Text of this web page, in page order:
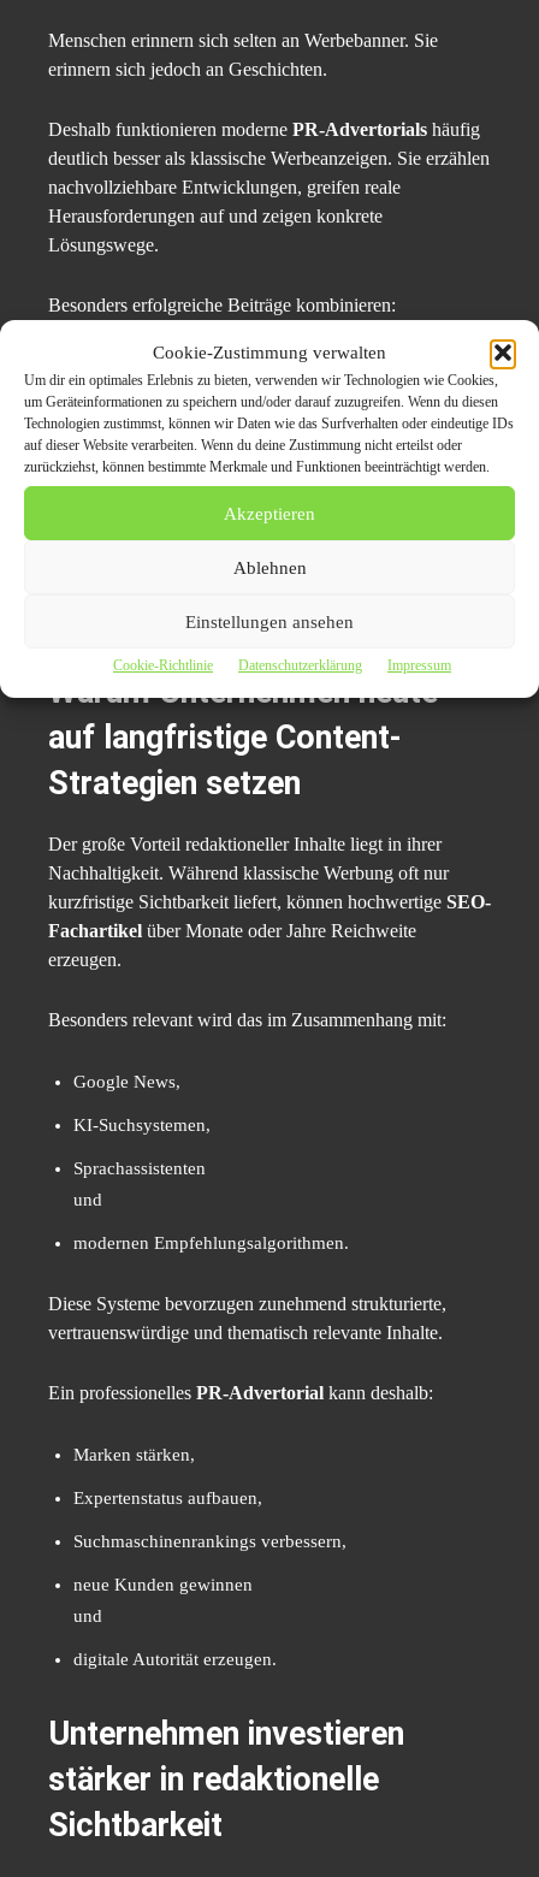
Cookie-Zustimmung verwalten
Um dir ein optimales Erlebnis zu bieten, verwenden wir Technologien wie Cookies,
um Geräteinformationen zu speichern und/oder darauf zuzugreifen. Wenn du diesen
Technologien zustimmst, können wir Daten wie das Surfverhalten oder eindeutige IDs
auf dieser Website verarbeiten. Wenn du deine Zustimmung nicht erteilst oder
zurückziehst, können bestimmte Merkmale und Funktionen beeinträchtigt werden.
Akzeptieren
Ablehnen
Einstellungen ansehen
Cookie-Richtlinie Datenschutzerklärung Impressum
Menschen erinnern sich selten an Werbebanner. Sie
erinnern sich jedoch an Geschichten.
Deshalb funktionieren moderne PR-Advertorials häufig
deutlich besser als klassische Werbeanzeigen. Sie erzählen
nachvollziehbare Entwicklungen, greifen reale
Herausforderungen auf und zeigen konkrete
Lösungswege.
Besonders erfolgreiche Beiträge kombinieren:
emotionale Nähe,
Fachkompetenz
und
strategische Keyword-Optimierung.
sondern langfristig Vertrauen aufbauen.
Warum Unternehmen heute
auf langfristige Content-
Strategien setzen
Der große Vorteil redaktioneller Inhalte liegt in ihrer
Nachhaltigkeit. Während klassische Werbung oft nur
kurzfristige Sichtbarkeit liefert, können hochwertige SEO-
Fachartikel über Monate oder Jahre Reichweite
erzeugen.
Besonders relevant wird das im Zusammenhang mit:
Google News,
KI-Suchsystemen,
Sprachassistenten
und
modernen Empfehlungsalgorithmen.
Diese Systeme bevorzugen zunehmend strukturierte,
vertrauenswürdige und thematisch relevante Inhalte.
Ein professionelles PR-Advertorial kann deshalb:
Marken stärken,
Expertenstatus aufbauen,
Suchmaschinenrankings verbessern,
neue Kunden gewinnen
und
digitale Autorität erzeugen.
Unternehmen investieren
stärker in redaktionelle
Sichtbarkeit